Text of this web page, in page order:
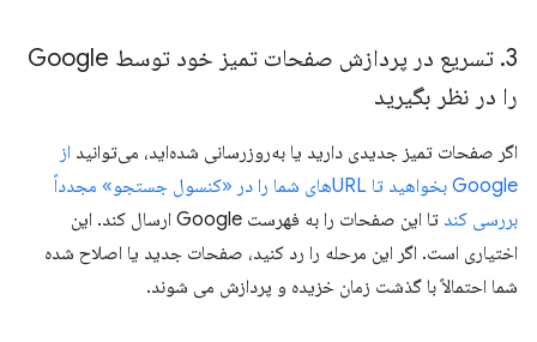
3
.
تسریع در پردازش صفحات تمیز خود توسط Google
را در نظر بگیرید
اگر صفحات تمیز جدیدی دارید یا به‌روزرسانی شده‌اید، می‌توانید از
Google بخواهید تا URL‌های شما را در «کنسول جستجو» مجدداً
بررسی کند
تا این صفحات را به فهرست Google ارسال کند. این
اختیاری است. اگر این مرحله را رد کنید، صفحات جدید یا اصلاح شده
شما احتمالاً با گذشت زمان خزیده و پردازش می شوند.